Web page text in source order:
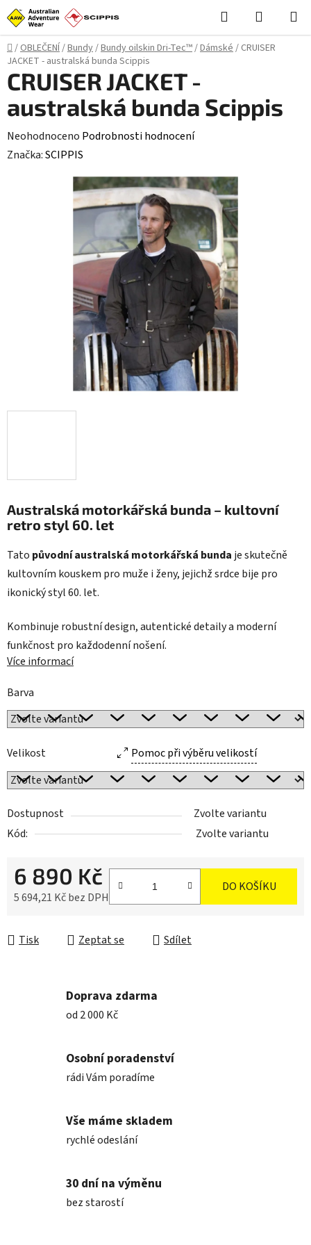
Přejít
na
obsah
Hledat
KOŠÍK
Domů
/OBLEČENÍ/Bundy/Bundy oilskin Dri-Tec™/Dámské/ CRUISER
JACKET - australská bunda Scippis
Australská motorkářská bunda – kultovní
retro styl 60. let
Tato původní australská motorkářská bunda je skutečně
kultovním kouskem pro muže i ženy, jejichž srdce bije pro
ikonický styl 60. let.
Kombinuje robustní design, autentické detaily a moderní
funkčnost pro každodenní nošení.
Více informací
Barva
Velikost Pomoc při výběru velikostí
Dostupnost
Zvolte variantu
Kód:
Zvolte variantu
6 890 Kč
5 694,21 Kč bez DPH
DO KOŠÍKU
Tisk Zeptat se Sdílet
CRUISER JACKET -
australská bunda Scippis
Průměrné
hodnocení
Neohodnoceno Podrobnosti hodnocení
Značka:SCIPPIS
Doprava zdarma
od 2 000 Kč
Osobní poradenství
rádi Vám poradíme
Vše máme skladem
rychlé odeslání
30 dní na výměnu
bez starostí